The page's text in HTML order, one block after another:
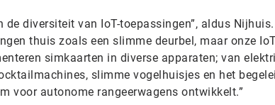
diversiteit van IoT-toepassingen”, aldus Nijhuis.
thuis zoals een slimme deurbel, maar onze
simkaarten in diverse apparaten; van
slimme vogelhuisjes en het
voor autonome rangeerwagens ontwikkelt.”